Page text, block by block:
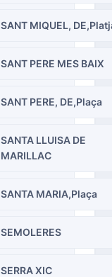
SANT MIQUEL,
SANT PERE MES BAIX
SANT PERE, DE,Plaça
SANTA LLUISA DE
MARILLAC
SANTA MARIA,Plaça
SEMOLERES
SERRA XIC